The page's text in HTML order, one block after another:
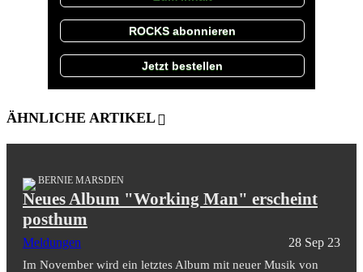
ROCKS abonnieren
Jetzt bestellen
ÄHNLICHE ARTIKEL
BERNIE MARSDEN
Neues Album "Working Man" erscheint
posthum
Meldungen 28 Sep 23
Im November wird ein letztes Album mit neuer Musik von